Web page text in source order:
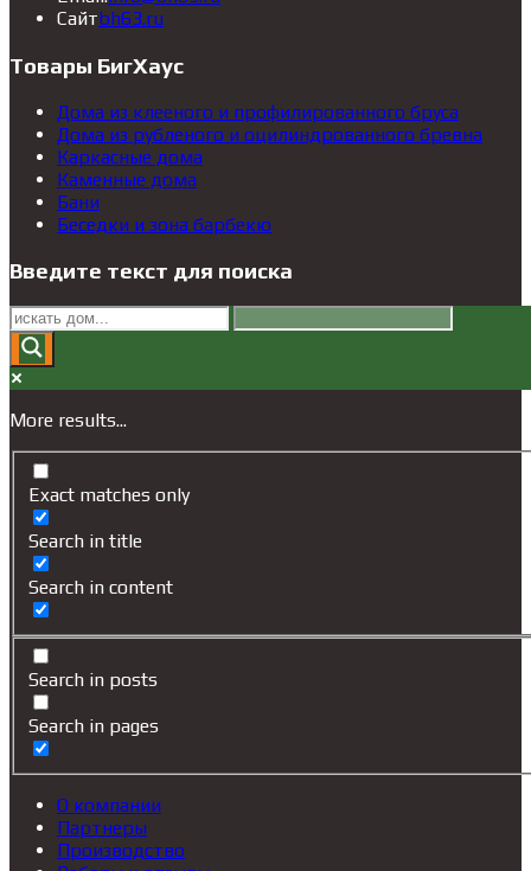
Сайтbh63.ruОткроется
новой
вкладке
Товары БигХаус
Дома из клееного и профилированного бруса
Дома из рубленого и оцилиндрованного бревна
Каркасные дома
Каменные дома
Бани
Беседки и зона барбекю
Введите текст для поиска
More results...
Exact matches only
Search in title
Search in content
Search in posts
Search in pages
О компании
Партнеры
Производство